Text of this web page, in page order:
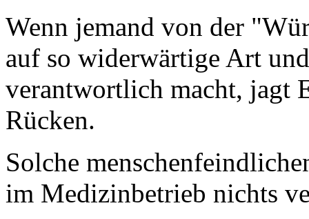
Wenn jemand von der
auf so widerwärtige Art
verantwortlich macht, jagt
Rücken.
Solche
im Medizinbetrieb nichts